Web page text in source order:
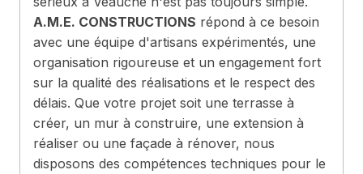
A.M.E. CONSTRUCTIONS répond à ce besoin
avec une équipe d'artisans expérimentés, une
organisation rigoureuse et un engagement fort
sur la qualité des réalisations et le respect des
délais. Que votre projet soit une terrasse à
créer, un mur à construire, une extension à
réaliser ou une façade à rénover, nous
disposons des compétences techniques pour le